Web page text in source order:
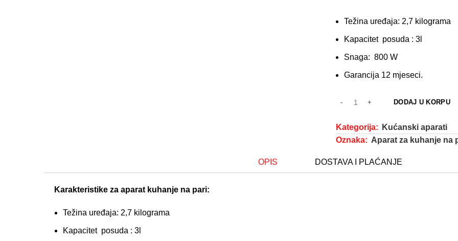
Težina uređaja: 2,7 kilograma
Kapacitet posuda : 3l
Snaga: 800 W
Garancija 12 mjeseci.
DODAJ U KORPU
Kategorija:
Kućanski aparati
Oznaka: Aparat za kuhanje na
OPIS DOSTAVA I PLAĆANJE
Karakteristike za aparat kuhanje na pari:
Težina uređaja: 2,7 kilograma
Kapacitet posuda : 3l